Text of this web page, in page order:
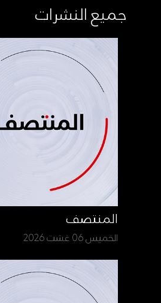
جميع النشرات
المنتصف
الخميس 06 غشت 2026